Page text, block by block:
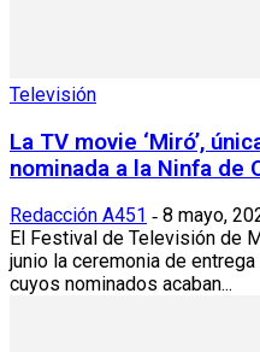
Televisión
La TV movie ‘Miró’,
nominada a la Ninfa de
Redacción A451 - 8 mayo,
El Festival de Televisión de
junio la ceremonia de
cuyos nominados acaban...